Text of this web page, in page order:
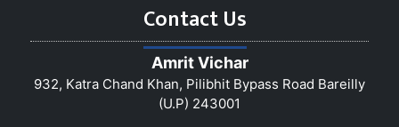
Contact Us
Amrit Vichar
932, Katra Chand Khan, Pilibhit Bypass Road Bareilly
(U.P) 243001